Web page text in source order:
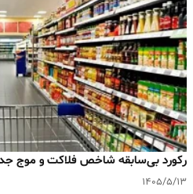
رکورد بی‌سابقه شاخص فلاکت و موج
۱۴۰۵/۵/۱۳